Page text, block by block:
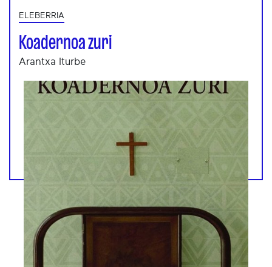
ELEBERRIA
Koadernoa zuri
Arantxa Iturbe